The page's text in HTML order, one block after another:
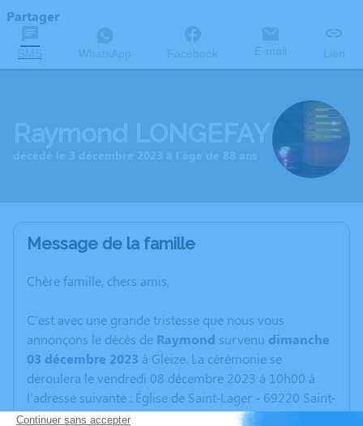
Partager
Message de la famille
Chère famille, chers amis,
C'est avec une grande tristesse que nous vous
annonçons le décès de Raymond survenu dimanche
03 décembre 2023 à Gleize. La cérémonie se
déroulera le vendredi 08 décembre 2023 à 10h00 à
l'adresse suivante : Église de Saint-Lager - 69220 Saint-
Lager.